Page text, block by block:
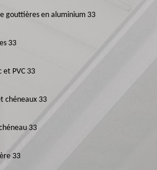
gouttières en aluminium 33
33
et PVC 33
chéneaux 33
33
33